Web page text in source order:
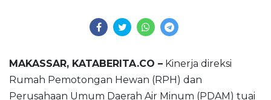
MAKASSAR, KATABERITA.CO – Kinerja direksi
Rumah Pemotongan Hewan (RPH) dan
Perusahaan Umum Daerah Air Minum (PDAM) tuai